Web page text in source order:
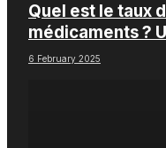
Quel est le taux
médicaments ?
chez les Big
6 February 2025